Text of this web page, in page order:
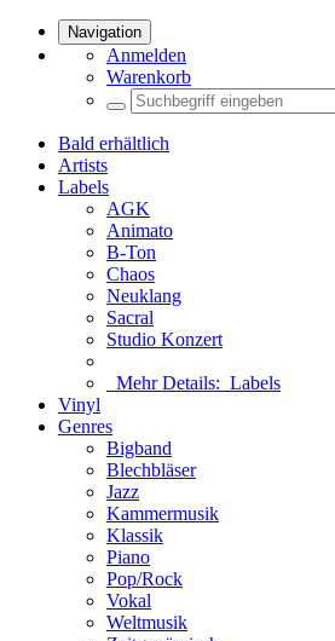
Navigation
Anmelden
Warenkorb
Bald erhältlich
Artists
Labels
AGK
Animato
B-Ton
Chaos
Neuklang
Sacral
Studio Konzert
Mehr Details: Labels
Vinyl
Genres
Bigband
Blechbläser
Jazz
Kammermusik
Klassik
Piano
Pop/Rock
Vokal
Weltmusik